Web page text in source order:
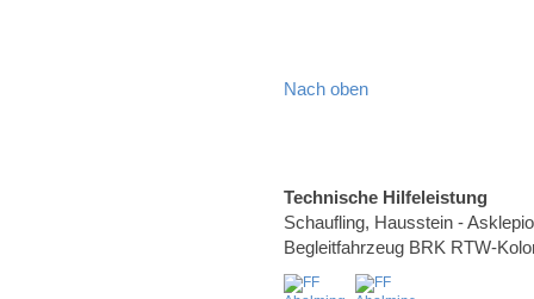
Nach oben
Technische Hilfeleistung
Schaufling, Hausstein -
Begleitfahrzeug BRK RTW-